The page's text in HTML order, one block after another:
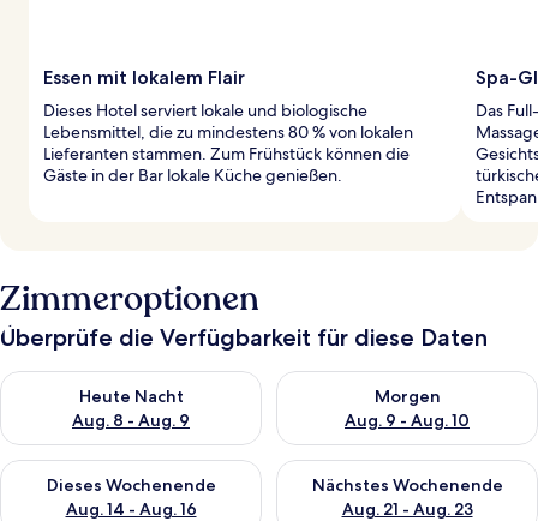
Essen mit lokalem Flair
Dieses Hotel serviert lokale und biologische
Lebensmittel, die zu mindestens 80 % von lokalen
Lieferanten stammen. Zum Frühstück können die
Gäste in der Bar lokale Küche genießen.
Spa-
Das
Zimmeroptionen
Überprüfe die Verfügbarkeit für diese Daten
Heute Nacht
Aug. 8 - Aug. 9
Überprüfe die Verfügbarkeit für heute Nacht, Aug. 8 - Aug. 9.
Morgen
Aug. 9 - Aug. 10
Überprüfe die Verfügbarkeit
Dieses Wochenende
Aug. 14 - Aug. 16
Überprüfe die Verfügbarkeit für dieses Wochenende, Aug. 14
Nächstes Wochenende
Aug. 21 - Aug. 23
Überprüfe die Verfügbarkeit